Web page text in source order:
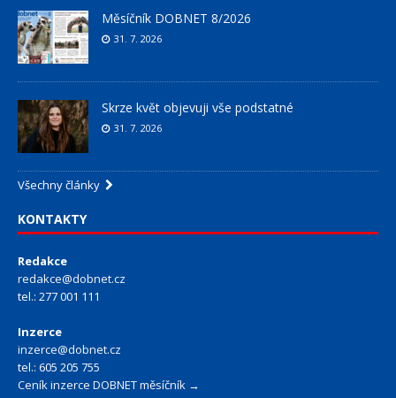
Měsíčník DOBNET 8/2026
31. 7. 2026
Skrze květ objevuji vše podstatné
31. 7. 2026
Všechny články
KONTAKTY
Redakce
redakce@dobnet.cz
tel.: 277 001 111
Inzerce
inzerce@dobnet.cz
tel.: 605 205 755
Ceník inzerce DOBNET měsíčník →